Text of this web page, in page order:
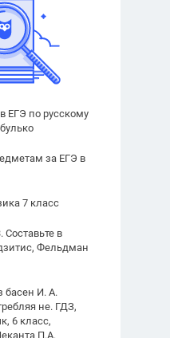
ЕГЭ по русскому
за ЕГЭ в
7 класс
в
Фельдман
басен И. А.
не. ГДЗ,
6 класс,
П.А.